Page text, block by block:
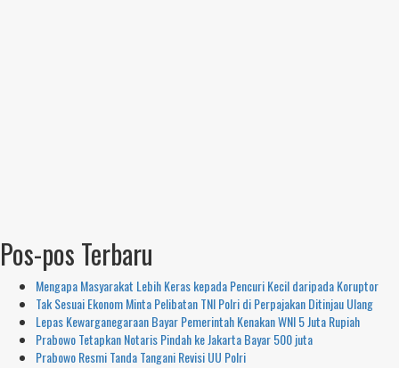
Pos-pos Terbaru
Mengapa Masyarakat Lebih Keras kepada Pencuri Kecil daripada Koruptor
Tak Sesuai Ekonom Minta Pelibatan TNI Polri di Perpajakan Ditinjau Ulang
Lepas Kewarganegaraan Bayar Pemerintah Kenakan WNI 5 Juta Rupiah
Prabowo Tetapkan Notaris Pindah ke Jakarta Bayar 500 juta
Prabowo Resmi Tanda Tangani Revisi UU Polri